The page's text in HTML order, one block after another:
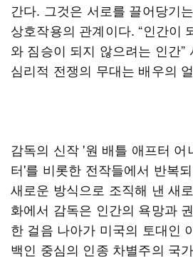
간다. 그것은 서로를 끌어당기
상호작용의 관계이다. “인간이
와 짐승이 되지 않으려는 인간”
심리적 전쟁의 무대는 배우의
감독의 신작 '원 배틀 애프터 어
터'를 비롯한 전작들에서 반복
새로운 방식으로 조직해 낸 새
화에서 감독은 인간의 욕망과
한 걸음 나아가 미국의 토대인
백인 중심의 인종 차별주의 국